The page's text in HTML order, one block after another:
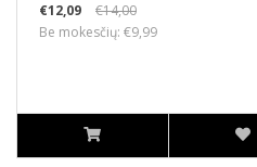
€12,09
€14,00
Be mokesčių: €9,99